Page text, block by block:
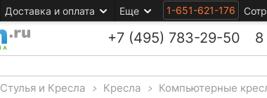
Доставка и оплата Еще 1-651-621-176
+7 (495) 783-29-50 8
Стулья и Кресла > Кресла > Компьютерные